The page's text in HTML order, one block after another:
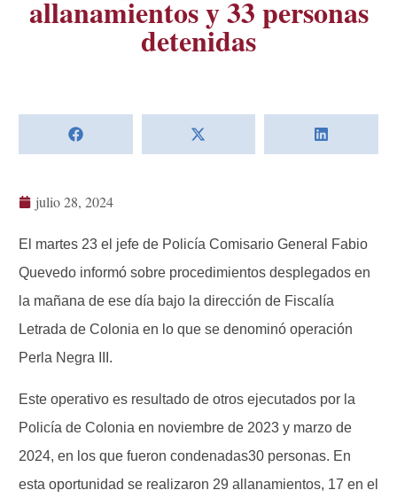
allanamientos y 33 personas
detenidas
julio 28, 2024
El martes 23 el jefe de Policía Comisario General Fabio
Quevedo informó sobre procedimientos desplegados en
la mañana de ese día bajo la dirección de Fiscalía
Letrada de Colonia en lo que se denominó operación
Perla Negra III.
Este operativo es resultado de otros ejecutados por la
Policía de Colonia en noviembre de 2023 y marzo de
2024, en los que fueron condenadas30 personas. En
esta oportunidad se realizaron 29 allanamientos, 17 en el